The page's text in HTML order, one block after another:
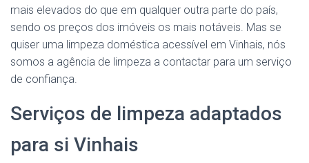
mais elevados do que em qualquer outra parte do país,
sendo os preços dos imóveis os mais notáveis. Mas se
quiser uma limpeza doméstica acessível em Vinhais, nós
somos a agência de limpeza a contactar para um serviço
de confiança.
Serviços de limpeza adaptados
para si Vinhais